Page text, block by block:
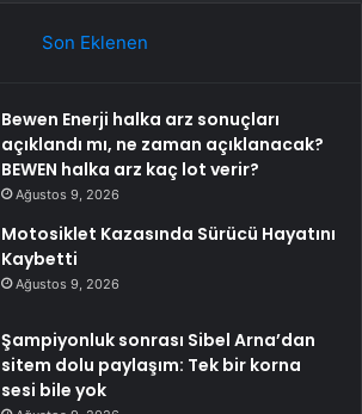
Son Eklenen
Bewen Enerji halka arz sonuçları
açıklandı mı, ne zaman açıklanacak?
BEWEN halka arz kaç lot verir?
Ağustos 9, 2026
Motosiklet Kazasında Sürücü Hayatını
Kaybetti
Ağustos 9, 2026
Şampiyonluk sonrası Sibel Arna’dan
sitem dolu paylaşım: Tek bir korna
sesi bile yok